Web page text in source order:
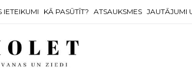
IETEIKUMI KĀ PASŪTĪT? ATSAUKSMES JAUTĀJUMI